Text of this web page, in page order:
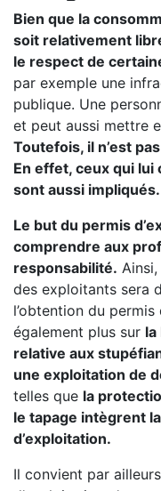
Bien que la
soit relativement
le respect de
par exemple une
publique. Une
et peut aussi mettre
Toutefois, il n’est
En effet, ceux qui lui
sont aussi impliqués.
Le but du permis
comprendre aux
responsabilité.
des exploitants sera
l’obtention du
également plus sur
relative aux
une exploitation de
telles que la
le tapage intègrent
d’exploitation.
Il convient par